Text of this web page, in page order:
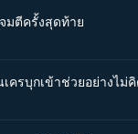
มตีครั้งสุดท้าย
เครบุกเข้าช่วยอย่างไม่